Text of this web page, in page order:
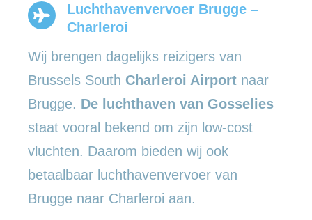
Luchthavenvervoer Brugge –
Charleroi
Wij brengen dagelijks reizigers van
Brussels South Charleroi Airport naar
Brugge. De luchthaven van Gosselies
staat vooral bekend om zijn low-cost
vluchten. Daarom bieden wij ook
betaalbaar luchthavenvervoer van
Brugge naar Charleroi aan.